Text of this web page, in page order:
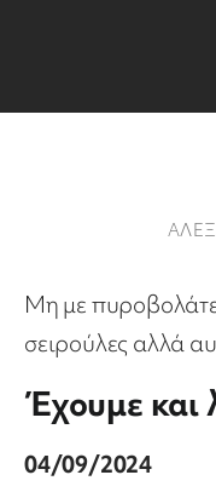
Μη με
σειρούλες αλλά
Έχουμε και
04/09/2024